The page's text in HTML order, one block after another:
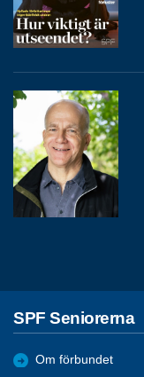
SPF Seniorerna
Om förbundet